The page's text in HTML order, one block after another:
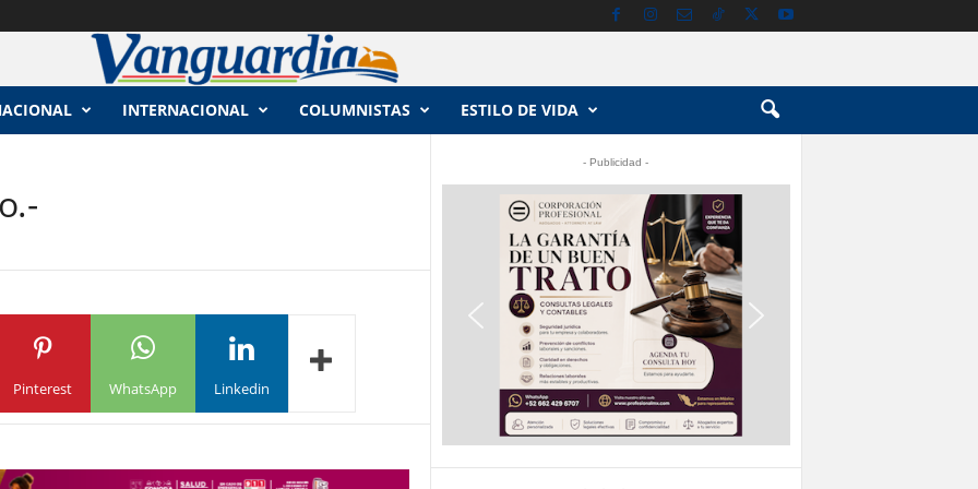
INTERNACIONAL COLUMNISTAS ESTILO DE VIDA
Pinterest WhatsApp Linkedin
- Publicidad -